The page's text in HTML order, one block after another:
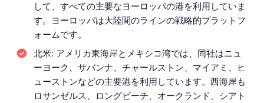
して、すべての主要なヨーロッパの港を利用していま
す。ヨーロッパは大陸間のラインの戦略的プラットフ
ォームです。
北米: アメリカ東海岸とメキシコ湾では、同社はニュ
ーヨーク、サバンナ、チャールストン、マイアミ、ヒ
ューストンなどの主要港を利用しています。西海岸も
ロサンゼルス、ロングビーチ、オークランド、シアト